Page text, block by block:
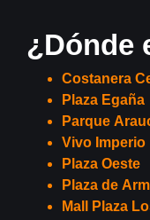
¿Dónde
Costanera
Plaza Egaña
Parque
Vivo Imperio
Plaza Oeste
Plaza de
Mall Plaza